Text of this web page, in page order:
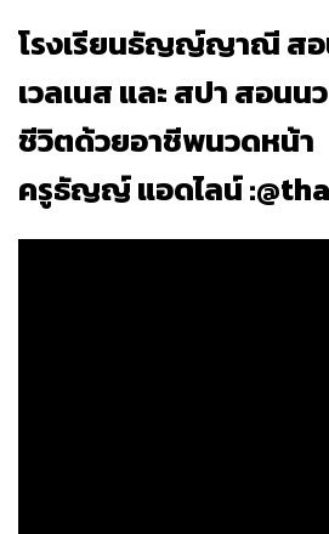
โรงเรียนธัญญ์ญาณี สอ
เวลเนส และ สปา สอนน
ชีวิตด้วยอาชีพนวดหน้า
ครูธัญญ์ แอดไลน์